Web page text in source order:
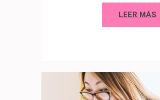
LEER MÁS